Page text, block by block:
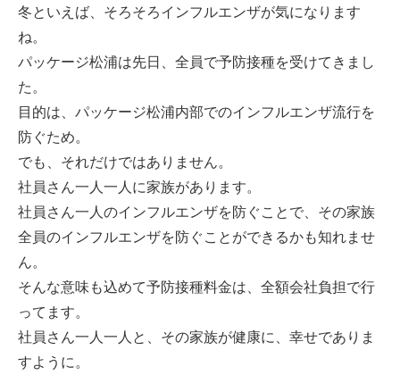
冬といえば、そろそろインフルエンザが気になります
ね。
パッケージ松浦は先日、全員で予防接種を受けてきまし
た。
目的は、パッケージ松浦内部でのインフルエンザ流行を
防ぐため。
でも、それだけではありません。
社員さん一人一人に家族があります。
社員さん一人のインフルエンザを防ぐことで、その家族
全員のインフルエンザを防ぐことができるかも知れませ
ん。
そんな意味も込めて予防接種料金は、全額会社負担で行
ってます。
社員さん一人一人と、その家族が健康に、幸せでありま
すように。